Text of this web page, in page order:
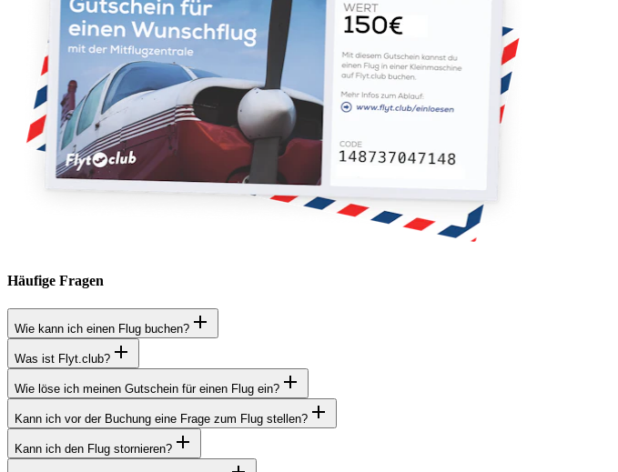
Häufige Fragen
Wie kann ich einen Flug buchen?
Was ist Flyt.club?
Wie löse ich meinen Gutschein für einen Flug ein?
Kann ich vor der Buchung eine Frage zum Flug stellen?
Kann ich den Flug stornieren?